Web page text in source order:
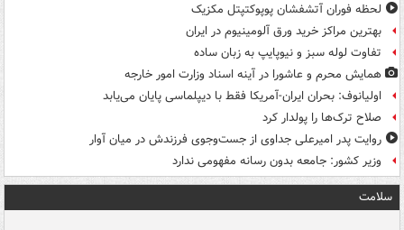
لحظه فوران آتشفشان پوپوکتپتل مکزیک
بهترین مراکز خرید ورق آلومینیوم در ایران
تفاوت لوله سبز و نیوپایپ به زبان ساده
همایش محرم و عاشورا در آینه اسناد وزارت امور خارجه
اولیانوف: بحران ایران-آمریکا فقط با دیپلماسی پایان می‌یابد
صلاح ترک‌ها را پولدار کرد
روایت پدر امیرعلی جداوی از جست‌وجوی فرزندش در میان آوار
وزیر کشور: جامعه بدون رسانه مفهومی ندارد
سلامت